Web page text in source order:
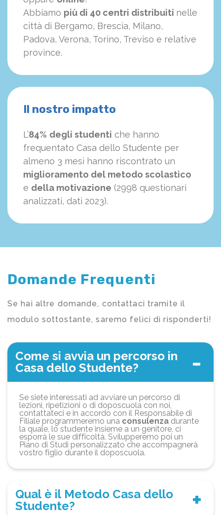
Abbiamo più di 40 centri distribuiti nelle
città di Bergamo, Brescia, Milano,
Padova, Verona, Torino, Treviso e relative
province.
Il nostro impatto
L’84% degli studenti che hanno
frequentato Casa dello Studente per
almeno 3 mesi hanno riscontrato un
miglioramento del metodo scolastico
e della motivazione (2998 questionari
analizzati, dati 2023).
Domande Frequenti
Se hai altre domande, contattaci tramite il
modulo sottostante, saremo felici di risponderti!
Come si avvia un percorso in
Casa dello Studente?
Se siete interessati ad avviare un percorso di
lezioni, ripetizioni o di doposcuola con noi,
contattateci e in accordo con il Responsabile di
Filiale programmeremo una consulenza durante
la quale, lo studente insieme a un genitore, ci
esporrà le sue difficoltà. Svilupperemo poi un
Piano di Studi personalizzato che accompagnerà
vostro figlio durante il doposcuola.
Qual è il Metodo Casa dello
Studente?